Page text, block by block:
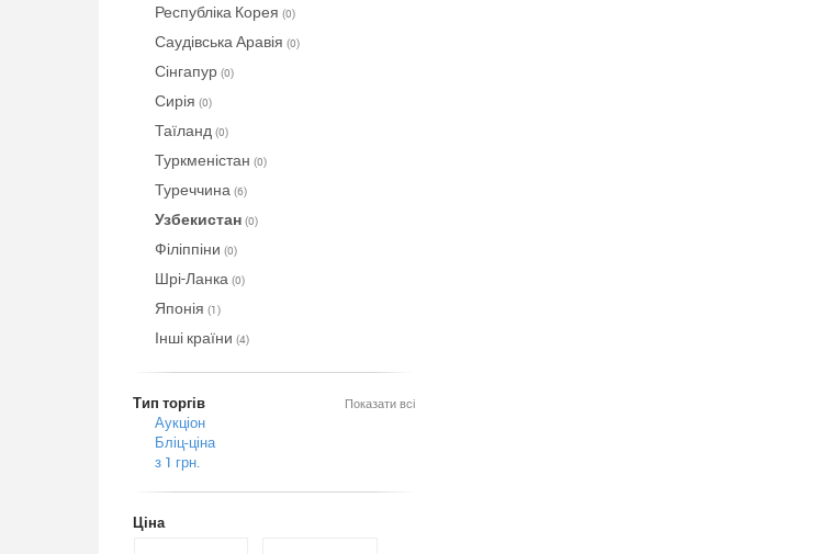
Республіка Корея (0)
Саудівська Аравія (0)
Сінгапур (0)
Сирія (0)
Таїланд (0)
Туркменістан (0)
Туреччина (6)
Узбекистан (0)
Філіппіни (0)
Шрі-Ланка (0)
Японія (1)
Інші країни (4)
Показати всі
Тип торгів
Аукціон
Бліц-ціна
з 1 грн.
Ціна